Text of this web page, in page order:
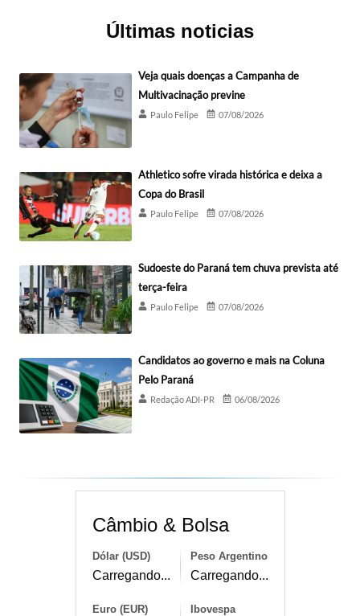
Últimas noticias
Veja quais doenças a Campanha de
Multivacinação previne
Paulo Felipe 07/08/2026
Athletico sofre virada histórica e deixa a
Copa do Brasil
Paulo Felipe 07/08/2026
Sudoeste do Paraná tem chuva prevista até
terça-feira
Paulo Felipe 07/08/2026
Candidatos ao governo e mais na Coluna
Pelo Paraná
Redação ADI-PR 06/08/2026
Câmbio & Bolsa
Dólar (USD)
Carregando...
Peso Argentino
Carregando...
Euro (EUR) Ibovespa